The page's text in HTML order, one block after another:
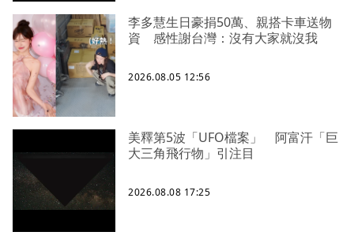
李多慧生日豪捐50萬、親搭卡車送物
資 感性謝台灣：沒有大家就沒我
2026.08.05 12:56
美釋第5波「UFO檔案」 阿富汗「巨
大三角飛行物」引注目
2026.08.08 17:25